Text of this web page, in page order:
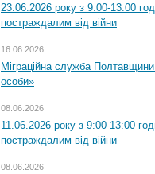
23.06.2026 року з 9:00-13:00
постраждалим від війни
16.06.2026
Міграційна служба
особи»
08.06.2026
11.06.2026 року з 9:00-13:00
постраждалим від війни
08.06.2026